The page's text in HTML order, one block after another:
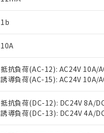
1b
10A
抵抗負荷(AC-12): AC24V 10A/
誘導負荷(AC-15): AC24V 10A/
抵抗負荷(DC-12): DC24V 8A/
誘導負荷(DC-13): DC24V 4A/
本サービスは、当社制
当社制御機器事業取扱
い。
正式な納期状況および
当社販売員にご相談く
在庫状況および標準価
す。
マイパーツ機能（部品
*EU RoHS指令（10物質）：
フタル酸ビス(2-エチルヘキシル)
ル（DBP） 1000ppm以下、フタル
但し、RoHS指令で産業用監視およ
フタル酸エステル類の４物質につい
※2 対応予定月
部品在庫の切り替え状況な
「×」：最大均質材料含有
Pb(鉛) :1000ppm、 Hg(水銀) :
DEHP(フタル酸ビス(2-エチルヘキ
※2 環境保護使用期限
「ｅ」：有害物質（10物質
当社は、これら貴社製
などの必要な手続きを
ます。
当社は貴社製品を、核
置等に一切使用いたし
当社は、貴社製品を第
たしません。
△ 一定数には満たな
－
在庫なし(最新の
機器販売店・当